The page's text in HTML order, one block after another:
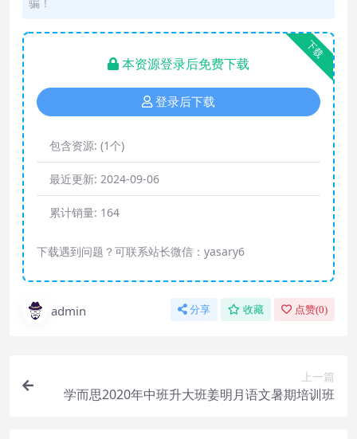
下载
本资源登录后免费下载
登录后下载
包含资源: (1个)
最近更新: 2024-09-06
累计销量: 164
下载遇到问题？可联系站长微信：yasary6
admin 分享 收藏 点赞(0)
上一篇
学而思2020年中班升大班姜明月语文暑期培训班